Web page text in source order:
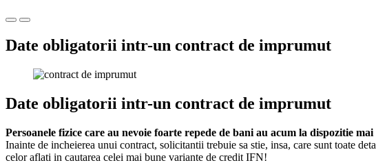
Primary
for
Primary
for
Date obligatorii intr-un contract de imprumut
Date obligatorii intr-un contract de imprumut
Persoanele fizice care au nevoie foarte repede de bani au acum la dispozitie
Inainte de incheierea unui contract, solicitantii trebuie sa stie, insa, care sunt toate
celor aflati in cautarea celei mai bune variante de credit IFN!